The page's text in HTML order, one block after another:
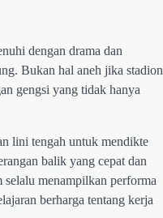
dengan drama dan
Bukan hal aneh jika stadion
gengsi yang tidak hanya
lini tengah untuk mendikte
balik yang cepat dan
selalu menampilkan performa
berharga tentang kerja